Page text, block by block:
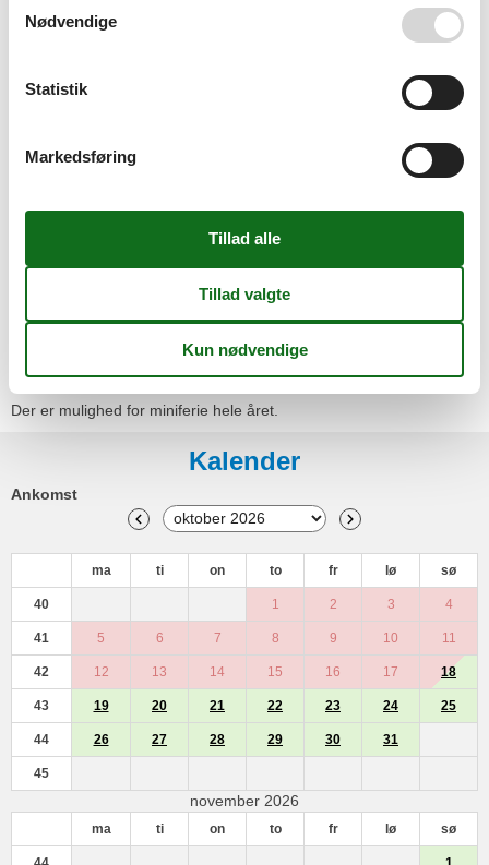
Feriebolig
CD afspiller
Radio
Støvsuger
Miniferie
Der er mulighed for miniferie hele året.
Kalender
Ankomst
ma ti on to fr lø sø
40 1 2 3 4
41 5 6 7 8 9 10 11
42 12 13 14 15 16 17 18
43 19 20 21 22 23 24 25
44 26 27 28 29 30 31
45
november 2026
ma ti on to fr lø sø
Nødvendige
Statistik
Markedsføring